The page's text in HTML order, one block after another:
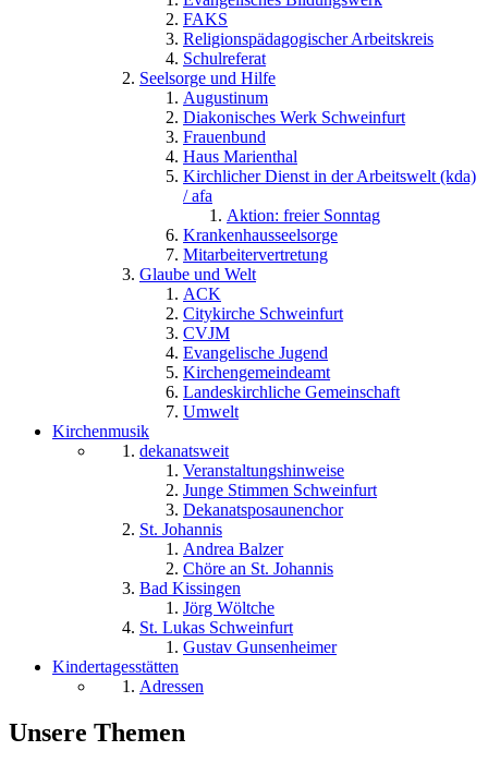
FAKS
Religionspädagogischer Arbeitskreis
Schulreferat
Seelsorge und Hilfe
Augustinum
Diakonisches Werk Schweinfurt
Frauenbund
Haus Marienthal
Kirchlicher Dienst in der Arbeitswelt (kda)
/ afa
Aktion: freier Sonntag
Krankenhausseelsorge
Mitarbeitervertretung
Glaube und Welt
ACK
Citykirche Schweinfurt
CVJM
Evangelische Jugend
Kirchengemeindeamt
Landeskirchliche Gemeinschaft
Umwelt
Kirchenmusik
dekanatsweit
Veranstaltungshinweise
Junge Stimmen Schweinfurt
Dekanatsposaunenchor
St. Johannis
Andrea Balzer
Chöre an St. Johannis
Bad Kissingen
Jörg Wöltche
St. Lukas Schweinfurt
Gustav Gunsenheimer
Kindertagesstätten
Adressen
Unsere Themen